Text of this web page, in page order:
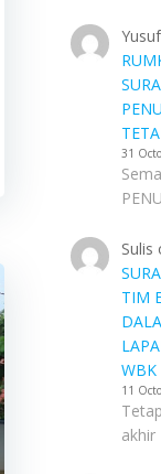
Yusuf
31
Sulis
TIM
WBK
11
akhir